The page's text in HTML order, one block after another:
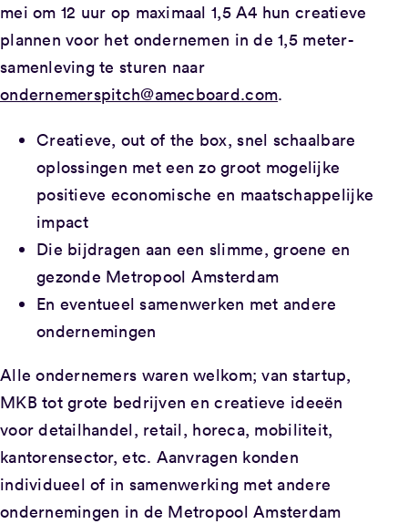
mei om 12 uur op maximaal 1,5 A4 hun creatieve
plannen voor het ondernemen in de 1,5 meter-
samenleving te sturen naar
ondernemerspitch@amecboard.com.
Creatieve, out of the box, snel schaalbare
oplossingen met een zo groot mogelijke
positieve economische en maatschappelijke
impact
Die bijdragen aan een slimme, groene en
gezonde Metropool Amsterdam
En eventueel samenwerken met andere
ondernemingen
Alle ondernemers waren welkom; van startup,
MKB tot grote bedrijven en creatieve ideeën
voor detailhandel, retail, horeca, mobiliteit,
kantorensector, etc. Aanvragen konden
individueel of in samenwerking met andere
ondernemingen in de Metropool Amsterdam